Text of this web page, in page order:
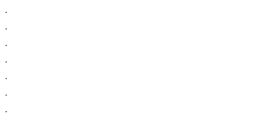
.
.
.
.
.
.
.